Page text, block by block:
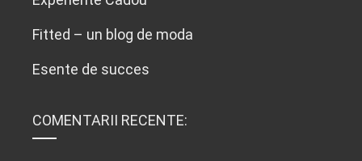
Fitted – un blog de moda
Esente de succes
COMENTARII RECENTE: